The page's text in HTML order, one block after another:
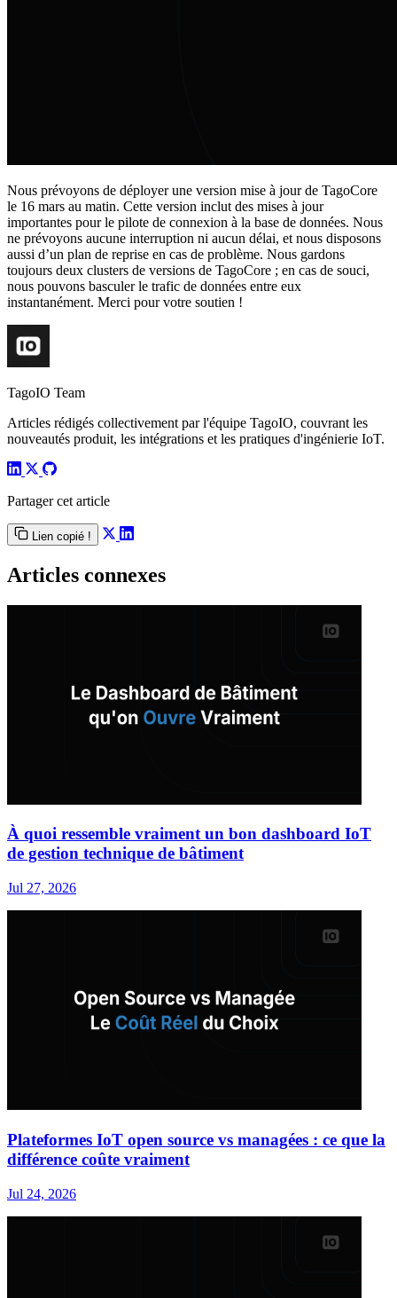
Nous prévoyons de déployer une version mise à jour de TagoCore
le 16 mars au matin. Cette version inclut des mises à jour
importantes pour le pilote de connexion à la base de données. Nous
ne prévoyons aucune interruption ni aucun délai, et nous disposons
aussi d’un plan de reprise en cas de problème. Nous gardons
toujours deux clusters de versions de TagoCore ; en cas de souci,
nous pouvons basculer le trafic de données entre eux
instantanément. Merci pour votre soutien !
TagoIO Team
Articles rédigés collectivement par l'équipe TagoIO, couvrant les
nouveautés produit, les intégrations et les pratiques d'ingénierie IoT.
Partager cet article
Lien copié !
Articles connexes
À quoi ressemble vraiment un bon dashboard IoT
de gestion technique de bâtiment
Jul 27, 2026
Plateformes IoT open source vs managées : ce que la
différence coûte vraiment
Jul 24, 2026